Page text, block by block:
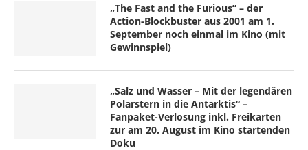
„The Fast and the Furious“ – der
Action-Blockbuster aus 2001 am 1.
September noch einmal im Kino (mit
Gewinnspiel)
„Salz und Wasser – Mit der legendären
Polarstern in die Antarktis“ –
Fanpaket-Verlosung inkl. Freikarten
zur am 20. August im Kino startenden
Doku